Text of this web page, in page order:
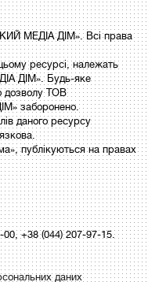
МЕДІА ДІМ». Всі права
ресурсі, належать
ДІМ». Будь-яке
дозволу ТОВ
заборонено.
даного ресурсу
публікуються на правах
00, +38 (044) 207-97-15.
даних